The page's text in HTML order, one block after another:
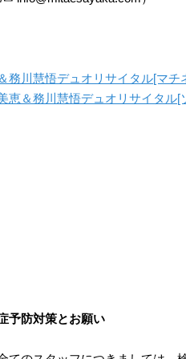
務川慧悟デュオリサイタル[マチ
恵＆務川慧悟デュオリサイタル[
予防対策とお願い